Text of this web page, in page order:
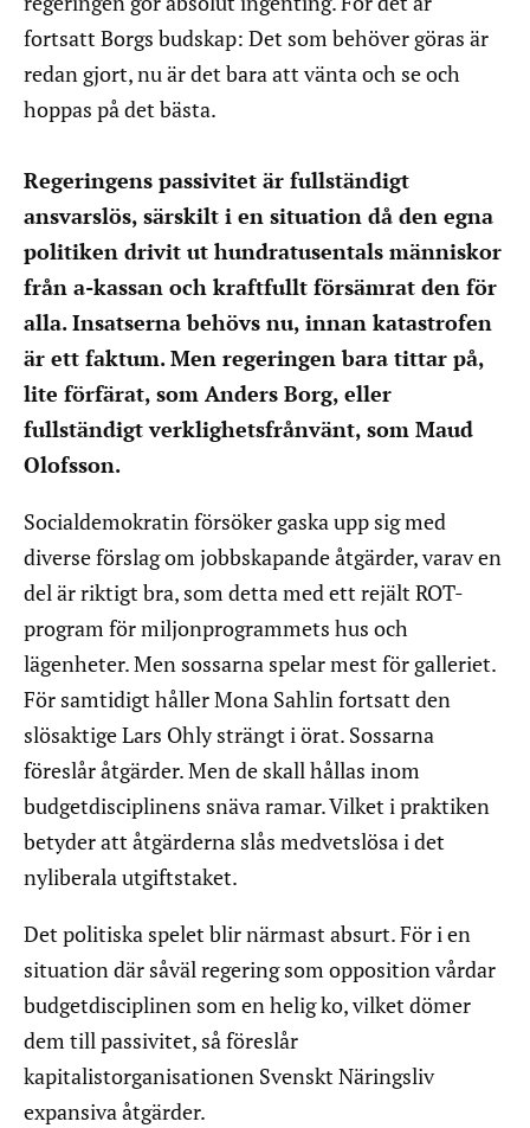
fortsatt Borgs budskap: Det som behöver göras är
redan gjort, nu är det bara att vänta och se och
hoppas på det bästa.
Regeringens passivitet är fullständigt
ansvarslös, särskilt i en situation då den egna
politiken drivit ut hundratusentals människor
från a-kassan och kraftfullt försämrat den för
alla. Insatserna behövs nu, innan katastrofen
är ett faktum. Men regeringen bara tittar på,
lite förfärat, som Anders Borg, eller
fullständigt verklighetsfrånvänt, som Maud
Olofsson.
Socialdemokratin försöker gaska upp sig med
diverse förslag om jobbskapande åtgärder, varav en
del är riktigt bra, som detta med ett rejält ROT-
program för miljonprogrammets hus och
lägenheter. Men sossarna spelar mest för galleriet.
För samtidigt håller Mona Sahlin fortsatt den
slösaktige Lars Ohly strängt i örat. Sossarna
föreslår åtgärder. Men de skall hållas inom
budgetdisciplinens snäva ramar. Vilket i praktiken
betyder att åtgärderna slås medvetslösa i det
nyliberala utgiftstaket.
Det politiska spelet blir närmast absurt. För i en
situation där såväl regering som opposition vårdar
budgetdisciplinen som en helig ko, vilket dömer
dem till passivitet, så föreslår
kapitalistorganisationen Svenskt Näringsliv
expansiva åtgärder.